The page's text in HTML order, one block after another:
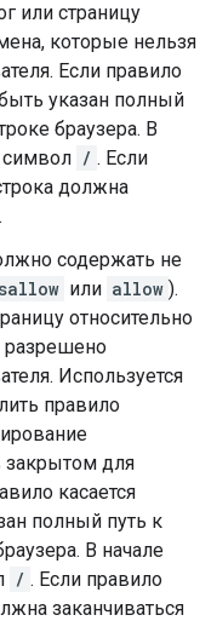
или страницу
которые нельзя
Если правило
указан полный
браузера. В
символ / . Если
должна
.
содержать не
или allow ).
относительно
разрешено
Используется
правило
закрытом для
касается
полный путь к
В начале
/ . Если правило
заканчиваться